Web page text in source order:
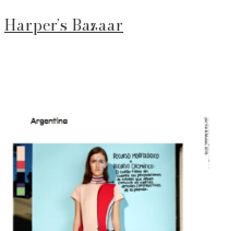
Harper’s Bazaar